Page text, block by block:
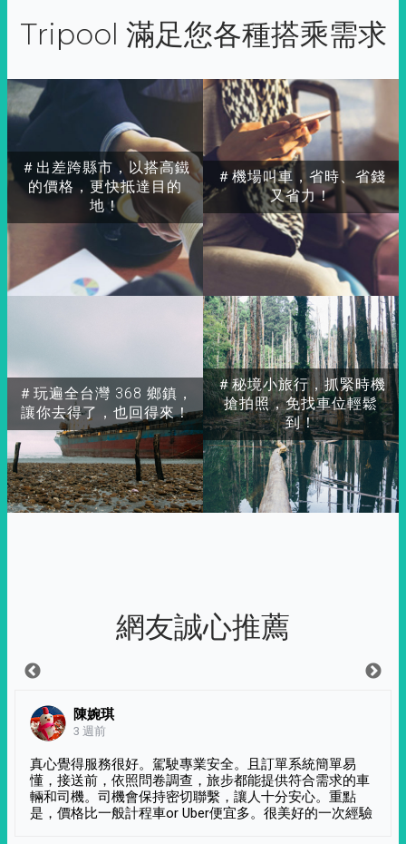
Tripool 滿足您各種搭乘需求
＃出差跨縣市，以搭高鐵
的價格，更快抵達目的
地！
＃玩遍全台灣 368 鄉鎮，
讓你去得了，也回得來！
＃秘境小旅行，抓緊時機
搶拍照，免找車位輕鬆
到！
＃機場叫車，省時、省錢
又省力！
網友誠心推薦
陳婉琪
3 週前
真心覺得服務很好。駕駛專業安全。且訂單系統簡單易
懂，接送前，依照問卷調查，旅步都能提供符合需求的車
輛和司機。司機會保持密切聯繫，讓人十分安心。重點
是，價格比一般計程車or Uber便宜多。很美好的一次經驗